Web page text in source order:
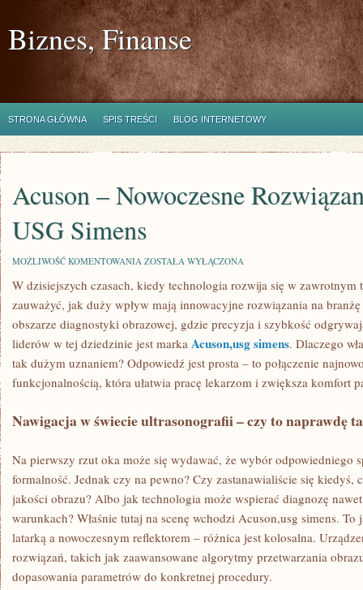
Biznes, Finanse
STRONA GŁÓWNA SPIS TREŚCI BLOG INTERNETOWY
Acuson – Nowoczesne
USG Simens
MOŻLIWOŚĆ KOMENTOWANIA ACUSON
NOWOCZESNE
ROZWIĄZANIA
W
DZIEDZINIE
SIMENS
ZOSTAŁA WYŁĄCZONA
W dzisiejszych czasach, kiedy technologia rozwija się w zawrotnym
zauważyć, jak duży wpływ mają innowacyjne rozwiązania na
obszarze diagnostyki obrazowej, gdzie precyzja i szybkość
liderów w tej dziedzinie jest marka Acuson,usg simens. Dlaczego
tak dużym uznaniem? Odpowiedź jest prosta – to połączenie
funkcjonalnością, która ułatwia pracę lekarzom i zwiększa komfort
Nawigacja w świecie ultrasonografii – czy to naprawdę
Na pierwszy rzut oka może się wydawać, że wybór odpowiedniego
formalność. Jednak czy na pewno? Czy zastanawialiście się kiedyś,
jakości obrazu? Albo jak technologia może wspierać diagnozę
warunkach? Właśnie tutaj na scenę wchodzi Acuson,usg simens.
latarką a nowoczesnym reflektorem – różnica jest kolosalna.
rozwiązań, takich jak zaawansowane algorytmy przetwarzania
dopasowania parametrów do konkretnej procedury.